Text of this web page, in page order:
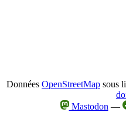
Données OpenStreetMap sous
Mastodon —